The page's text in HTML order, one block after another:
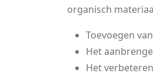
organisch
Toevoegen
Het
Het